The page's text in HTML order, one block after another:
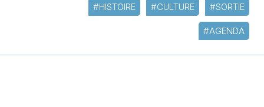
#HISTOIRE #CULTURE #SORTIE
#AGENDA